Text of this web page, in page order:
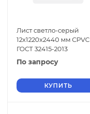
Лист светло-серый
12х1220х2440 мм CPVC
ГОСТ 32415-2013
По запросу
КУПИТЬ